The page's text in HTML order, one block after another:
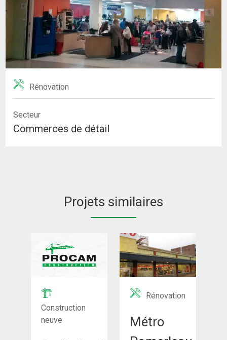
Rénovation
Secteur
Commerces de détail
Projets similaires
Construction
neuve
Rénovation
Métro